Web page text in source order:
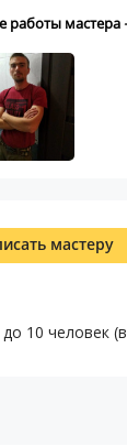
работы мастера
мастеру
10 человек (в